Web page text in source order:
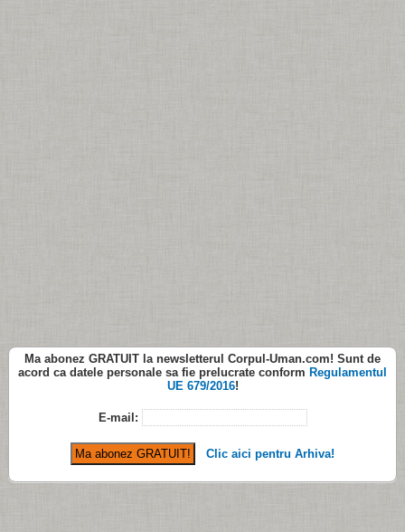
Ma abonez GRATUIT la newsletterul Corpul-Uman.com! Sunt de
acord ca datele personale sa fie prelucrate conform Regulamentul
UE 679/2016!
E-mail:
Clic aici pentru Arhiva!